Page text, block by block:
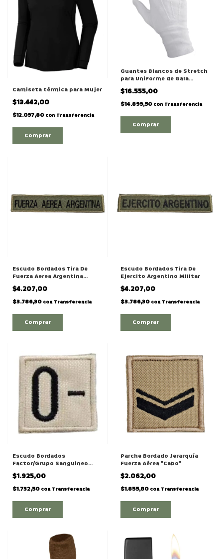
Camiseta térmica para Mujer
$13.442,00
$12.097,80 con Transferencia
Comprar
Guantes Blancos de Stretch
para Uniforme de Gala
Militar
$16.555,00
$14.899,50 con Transferencia
Comprar
Escudo Bordados Tira De
Fuerza Aerea Argentina
Militar
$4.207,00
$3.786,30 con Transferencia
Comprar
Escudo Bordados Tira De
Ejercito Argentino Militar
$4.207,00
$3.786,30 con Transferencia
Comprar
Escudo Bordados
Factor/Grupo Sanguineo
Cuadrado Arena/Beige
$1.925,00
$1.732,50 con Transferencia
Comprar
Parche Bordado Jerarquía
Fuerza Aérea "Cabo"
$2.062,00
$1.855,80 con Transferencia
Comprar